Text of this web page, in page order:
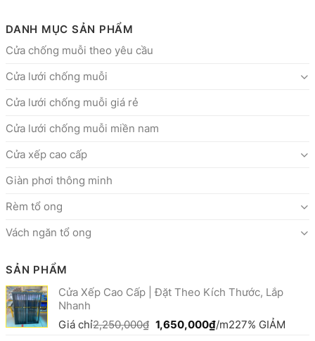
DANH MỤC SẢN PHẨM
Cửa chống muỗi theo yêu cầu
Cửa lưới chống muỗi
Cửa lưới chống muỗi giá rẻ
Cửa lưới chống muỗi miền nam
Cửa xếp cao cấp
Giàn phơi thông minh
Rèm tổ ong
Vách ngăn tổ ong
SẢN PHẨM
Cửa Xếp Cao Cấp | Đặt Theo Kích Thước, Lắp
Nhanh
Giá chỉ2,250,000₫ Giá
1,650,000₫Giá
/m227% GIẢM